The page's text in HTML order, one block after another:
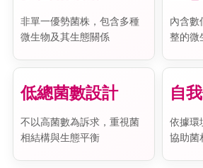
非單一優勢菌株，包含多種
微生物及其生態關係
內含數
整的微
低總菌數設計
不以高菌數為訴求，重視菌
相結構與生態平衡
自
依據環
協助菌